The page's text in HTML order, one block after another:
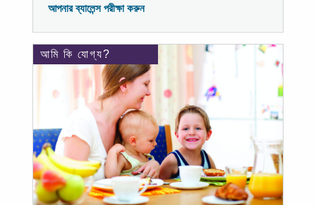
আপনার ব্যালেন্স পরীক্ষা করুন
আমি কি যোগ্য?